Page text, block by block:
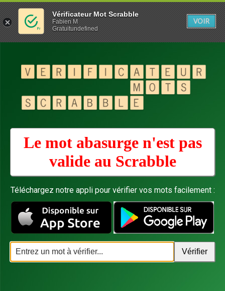
Le mot abasurge n'est pas
valide au Scrabble
Téléchargez notre appli pour vérifier vos mots facilement :
Vérificateur Mot Scrabble
Fabien M
Gratuitundefined
VOIR